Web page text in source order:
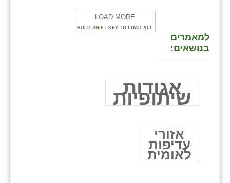
LOAD MORE
HOLD SHIFT KEY TO LOAD ALL
למאמרים
בנושאים:
אגודות
שיתופיות
אזורי
עדיפות
לאומית